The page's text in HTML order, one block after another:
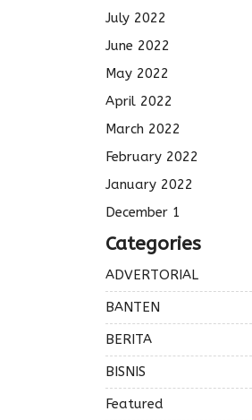
July 2022
June 2022
May 2022
April 2022
March 2022
February 2022
January 2022
December 1
Categories
ADVERTORIAL
BANTEN
BERITA
BISNIS
Featured